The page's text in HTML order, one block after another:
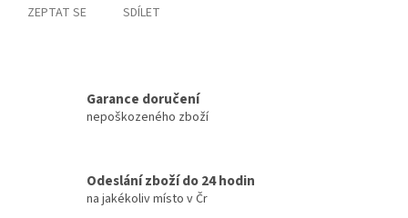
ZEPTAT SE SDÍLET
Garance doručení
nepoškozeného zboží
Odeslání zboží do 24 hodin
na jakékoliv místo v Čr